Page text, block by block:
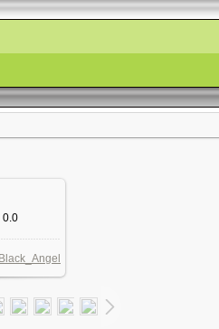
0.0
Black_Angel